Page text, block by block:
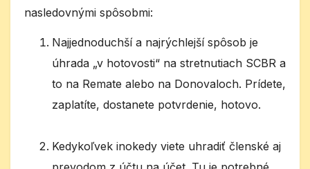
nasledovnými spôsobmi:
Najjednoduchší a najrýchlejší spôsob je
úhrada „v hotovosti“ na stretnutiach SCBR a
to na Remate alebo na Donovaloch. Prídete,
zaplatíte, dostanete potvrdenie, hotovo.
Kedykoľvek inokedy viete uhradiť členské aj